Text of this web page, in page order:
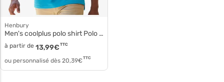
Henbury
Men's coolplus polo shirt Polo polyester micro piqué h475
à partir de 13,99€ TTC
ou personnalisé dès 20,39€ TTC